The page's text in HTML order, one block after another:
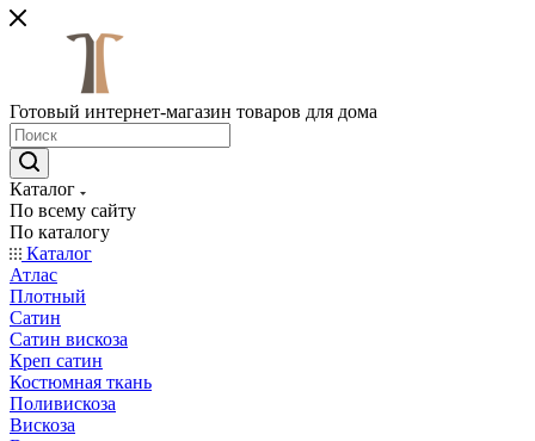
Готовый интернет-магазин товаров для дома
Каталог
По всему сайту
По каталогу
Каталог
Атлас
Плотный
Сатин
Сатин вискоза
Креп сатин
Костюмная ткань
Поливискоза
Вискоза